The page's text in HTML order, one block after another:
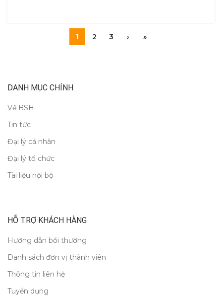
1 2 3 › »
DANH MỤC CHÍNH
Về BSH
Tin tức
Đại lý cá nhân
Đại lý tổ chức
Tài liệu nội bộ
HỖ TRỢ KHÁCH HÀNG
Hướng dẫn bồi thường
Danh sách đơn vị thành viên
Thông tin liên hệ
Tuyển dụng